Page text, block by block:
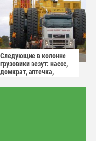
Следующие в колонне
грузовики везут: насос,
домкрат, аптечка,